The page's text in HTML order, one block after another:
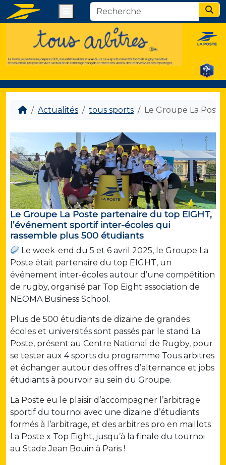
Actualités tous sports Le Groupe La
Le Groupe La Poste partenaire du top EIGHT,
l’événement sportif inter-écoles qui
rassemble plus 500 étudiants
Le week-end du 5 et 6 avril 2025, le Groupe La
Poste était partenaire du top EIGHT, un
événement inter-écoles autour d’une compétition
de rugby, organisé par Top Eight association de
NEOMA Business School.
Plus de 500 étudiants de dizaine de grandes
écoles et universités sont passés par le stand La
Poste, présent au Centre National de Rugby, pour
se tester aux 4 sports du programme Tous arbitres
et échanger autour des offres d’alternance et jobs
étudiants à pourvoir au sein du Groupe.
La Poste eu le plaisir d’accompagner l’arbitrage
sportif du tournoi avec une dizaine d’étudiants
formés à l’arbitrage, et des arbitres pro en maillots
La Poste x Top Eight, jusqu’à la finale du tournoi
au Stade Jean Bouin à Paris !